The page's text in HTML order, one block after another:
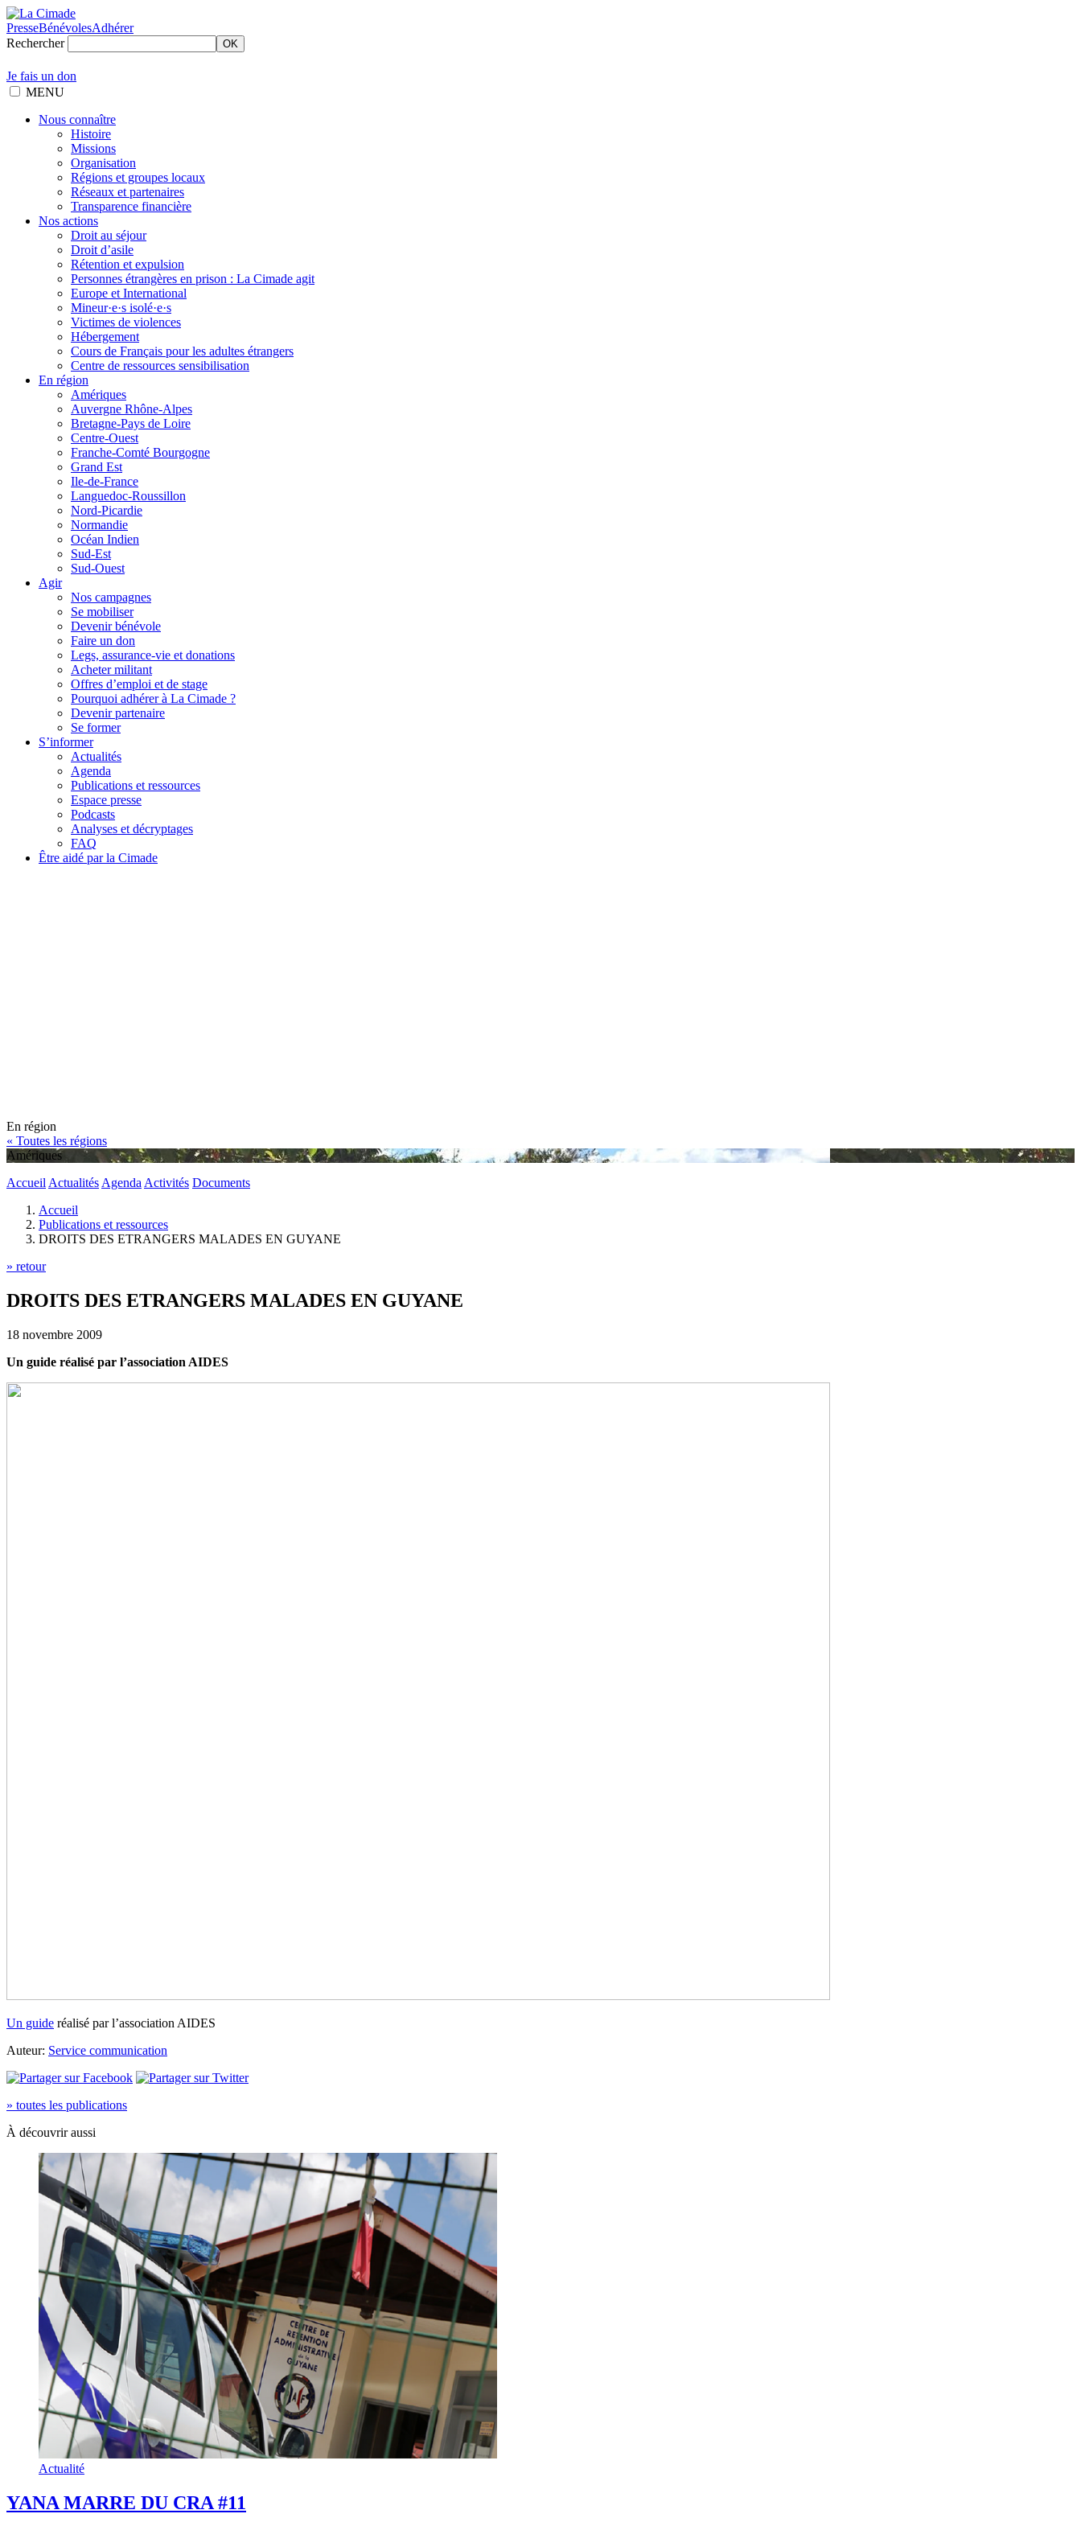
PresseBénévolesAdhérer
Rechercher
OK
Je fais un don
MENU
Nous connaître
Histoire
Missions
Organisation
Régions et groupes locaux
Réseaux et partenaires
Transparence financière
Nos actions
Droit au séjour
Droit d’asile
Rétention et expulsion
Personnes étrangères en prison : La Cimade agit
Europe et International
Mineur·e·s isolé·e·s
Victimes de violences
Hébergement
Cours de Français pour les adultes étrangers
Centre de ressources sensibilisation
En région
Amériques
Auvergne Rhône-Alpes
Bretagne-Pays de Loire
Centre-Ouest
Franche-Comté Bourgogne
Grand Est
Ile-de-France
Languedoc-Roussillon
Nord-Picardie
Normandie
Océan Indien
Sud-Est
Sud-Ouest
Agir
Nos campagnes
Se mobiliser
Devenir bénévole
Faire un don
Legs, assurance-vie et donations
Acheter militant
Offres d’emploi et de stage
Pourquoi adhérer à La Cimade ?
Devenir partenaire
Se former
S’informer
Actualités
Agenda
Publications et ressources
Espace presse
Podcasts
Analyses et décryptages
FAQ
Être aidé par la Cimade
En région
« Toutes les régions
Amériques
Accueil Actualités Agenda Activités Documents
Accueil
Publications et ressources
DROITS DES ETRANGERS MALADES EN GUYANE
» retour
DROITS DES ETRANGERS MALADES EN GUYANE
18 novembre 2009
Un guide réalisé par l’association AIDES
Un guide réalisé par l’association AIDES
Auteur: Service communication
» toutes les publications
À découvrir aussi
Actualité
YANA MARRE DU CRA #11